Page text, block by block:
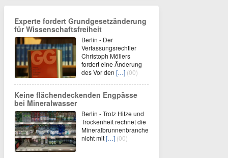
Experte fordert Grundgesetzänderung
für Wissenschaftsfreiheit
Berlin - Der
Verfassungsrechtler
Christoph Möllers
fordert eine Änderung
des Vor den […] (00)
Keine flächendeckenden Engpässe
bei Mineralwasser
Berlin - Trotz Hitze und
Trockenheit rechnet die
Mineralbrunnenbranche
nicht mit[…] (00)